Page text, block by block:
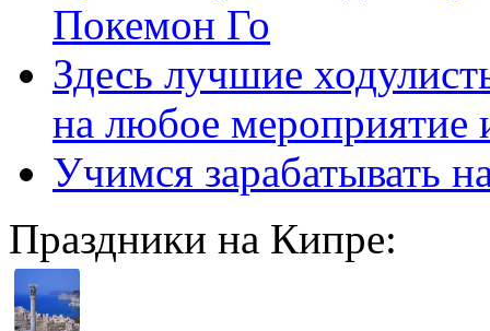
Покемон Го
Здесь лучшие
на любое мероприятие
Учимся зарабатывать
Праздники на Кипре: